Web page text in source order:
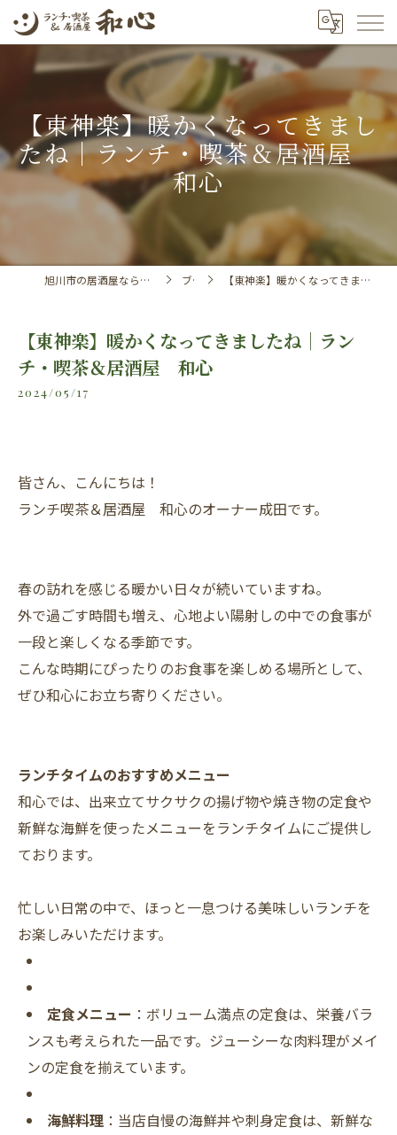
【東神楽】暖かくなってきまし
たね｜ランチ・喫茶＆居酒屋
和心
旭川市の居酒屋ならランチ・喫茶＆居酒屋 和心 ブログ 【東神楽】暖かくなってきましたね｜ランチ・喫茶＆居酒屋 和心
【東神楽】暖かくなってきましたね｜ラン
チ・喫茶＆居酒屋 和心
2024/05/17
皆さん、こんにちは！
ランチ喫茶＆居酒屋 和心のオーナー成田です。
春の訪れを感じる暖かい日々が続いていますね。
外で過ごす時間も増え、心地よい陽射しの中での食事が
一段と楽しくなる季節です。
こんな時期にぴったりのお食事を楽しめる場所として、
ぜひ和心にお立ち寄りください。
ランチタイムのおすすめメニュー
和心では、出来立てサクサクの揚げ物や焼き物の定食や
新鮮な海鮮を使ったメニューをランチタイムにご提供し
ております。
忙しい日常の中で、ほっと一息つける美味しいランチを
お楽しみいただけます。
定食メニュー ：ボリューム満点の定食は、栄養バラ
ンスも考えられた一品です。ジューシーな肉料理がメイ
ンの定食を揃えています。
海鮮料理：当店自慢の海鮮丼や刺身定食は、新鮮な